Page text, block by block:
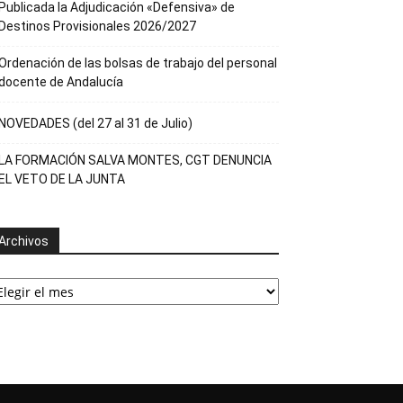
la Adjudicación «Defensiva» de
Provisionales 2026/2027
de las bolsas de trabajo del personal
de Andalucía
(del 27 al 31 de Julio)
FORMACIÓN SALVA MONTES, CGT DENUNCIA
VETO DE LA JUNTA